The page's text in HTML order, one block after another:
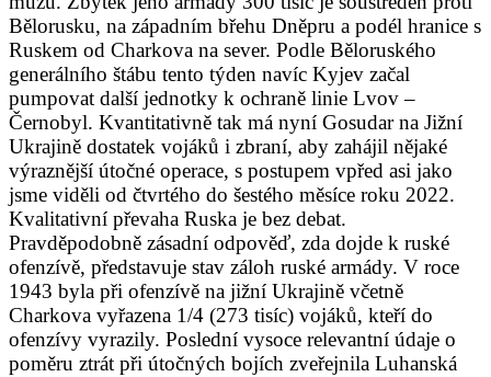
Bělorusku, na západním břehu Dněpru a podél hranice s
Ruskem od Charkova na sever. Podle Běloruského
generálního štábu tento týden navíc Kyjev začal
pumpovat další jednotky k ochraně linie Lvov –
Černobyl. Kvantitativně tak má nyní Gosudar na Jižní
Ukrajině dostatek vojáků i zbraní, aby zahájil nějaké
výraznější útočné operace, s postupem vpřed asi jako
jsme viděli od čtvrtého do šestého měsíce roku 2022.
Kvalitativní převaha Ruska je bez debat.
Pravděpodobně zásadní odpověď, zda dojde k ruské
ofenzívě, představuje stav záloh ruské armády. V roce
1943 byla při ofenzívě na jižní Ukrajině včetně
Charkova vyřazena 1/4 (273 tisíc) vojáků, kteří do
ofenzívy vyrazily. Poslední vysoce relevantní údaje o
poměru ztrát při útočných bojích zveřejnila Luhanská